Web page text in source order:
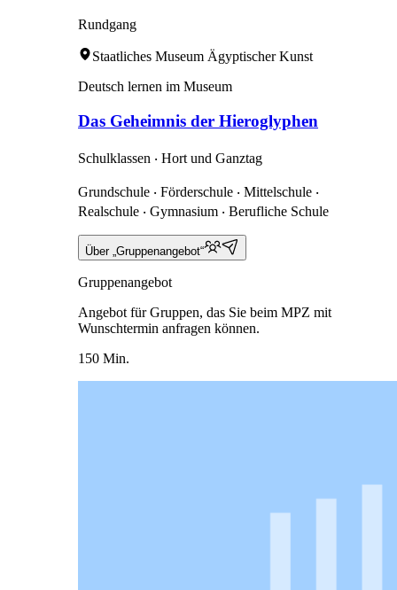
Rundgang
Staatliches Museum Ägyptischer Kunst
Deutsch lernen im Museum
Das Geheimnis der Hieroglyphen
Schulklassen ‧ Hort und Ganztag
Grundschule ‧ Förderschule ‧ Mittelschule ‧
Realschule ‧ Gymnasium ‧ Berufliche Schule
Über „Gruppenangebot“
Gruppenangebot
Angebot für Gruppen, das Sie beim MPZ mit
Wunschtermin anfragen können.
150 Min.